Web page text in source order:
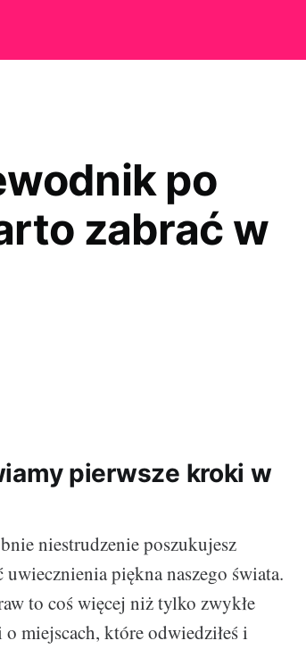
po
zabrać w
pierwsze kroki w
niestrudzenie poszukujesz
piękna naszego świata.
to coś więcej niż tylko zwykłe
miejscach, które odwiedziłeś i